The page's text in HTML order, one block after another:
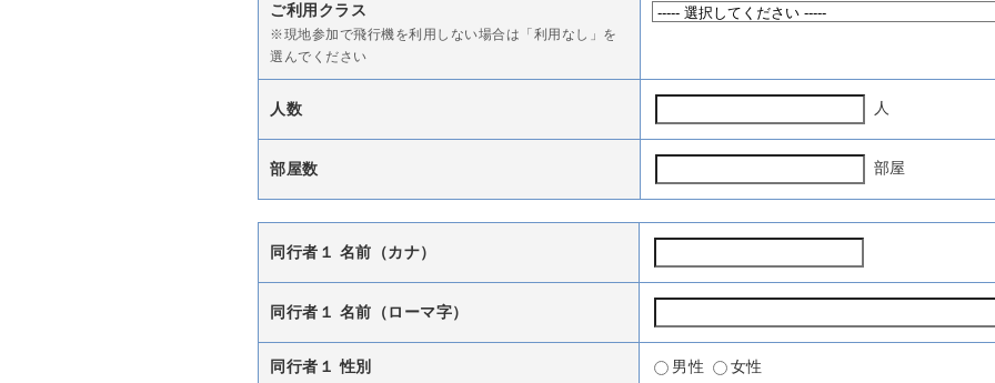
ご利用クラス
※現地参加で飛行機を利用しない場合は「利用なし」を
選んでください
人数 人
部屋数 部屋
同行者１ 名前（カナ）
同行者１ 名前（ローマ字）
同行者１ 性別 男性 女性